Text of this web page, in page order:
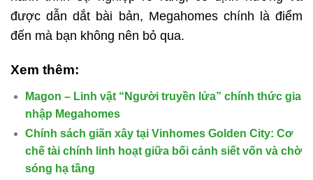
được dẫn dắt bài bản, Megahomes chính là điểm
đến mà bạn không nên bỏ qua.
Xem thêm:
Magon – Linh vật “Người truyền lửa” chính thức gia
nhập Megahomes
Chính sách giãn xây tại Vinhomes Golden City: Cơ
chế tài chính linh hoạt giữa bối cảnh siết vốn và chờ
sóng hạ tầng